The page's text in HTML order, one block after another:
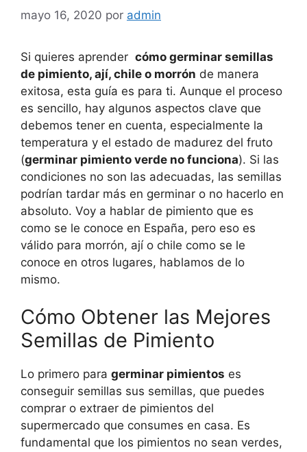
mayo 16, 2020 por admin
Si quieres aprender cómo germinar semillas
de pimiento, ají, chile o morrón de manera
exitosa, esta guía es para ti. Aunque el proceso
es sencillo, hay algunos aspectos clave que
debemos tener en cuenta, especialmente la
temperatura y el estado de madurez del fruto
(germinar pimiento verde no funciona). Si las
condiciones no son las adecuadas, las semillas
podrían tardar más en germinar o no hacerlo en
absoluto. Voy a hablar de pimiento que es
como se le conoce en España, pero eso es
válido para morrón, ají o chile como se le
conoce en otros lugares, hablamos de lo
mismo.
Cómo Obtener las Mejores
Semillas de Pimiento
Lo primero para germinar pimientos es
conseguir semillas sus semillas, que puedes
comprar o extraer de pimientos del
supermercado que consumes en casa. Es
fundamental que los pimientos no sean verdes,